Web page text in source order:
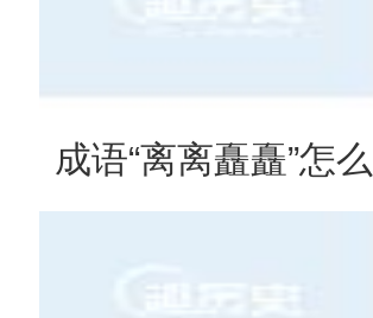
成语“离离矗矗”怎么